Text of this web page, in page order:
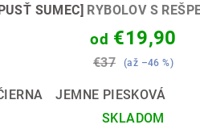
PUSŤ SUMEC] RYBOLOV S
od €19,90
€37 (až –46 %)
JEMNE PIESKOVÁ
SKLADOM